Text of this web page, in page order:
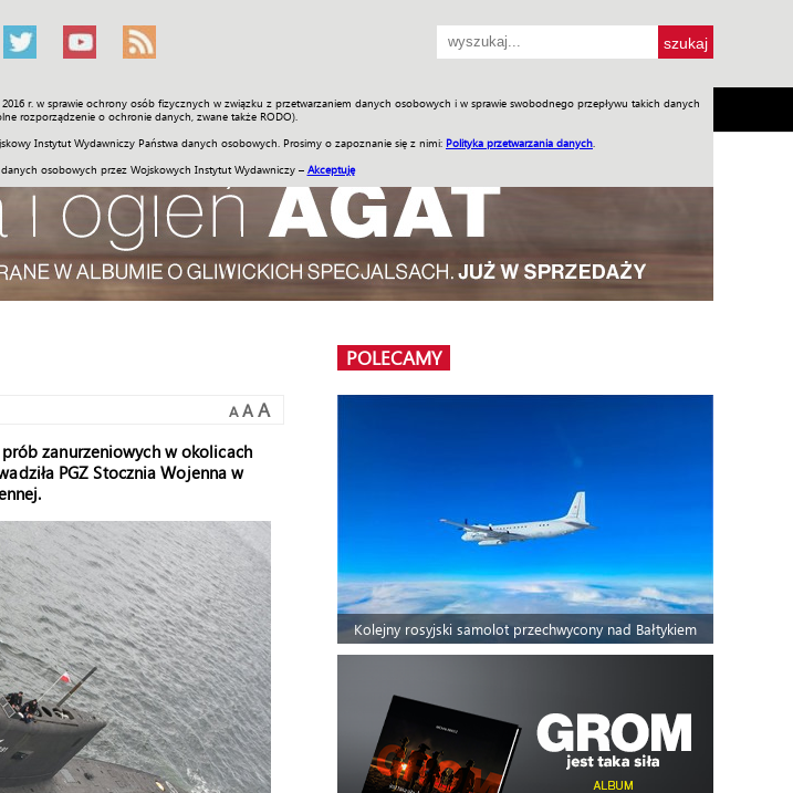
r. w sprawie ochrony osób fizycznych w związku z przetwarzaniem danych osobowych i w sprawie swobodnego przepływu takich danych
rozporządzenie o ochronie danych, zwane także RODO).
Instytut Wydawniczy Państwa danych osobowych. Prosimy o zapoznanie się z nimi: Polityka przetwarzania danych
osobowych przez Wojskowych Instytut Wydawniczy – Akceptuję
Historia Galerie Wideo ENGLISH SKLEP Jednodniówki Praca w WIW
A A A
prób zanurzeniowych w okolicach
PGZ Stocznia Wojenna w
POLECAMY
Kolejny rosyjski samolot przechwycony nad Bałtykiem